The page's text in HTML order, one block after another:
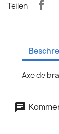
Teilen
Axe de